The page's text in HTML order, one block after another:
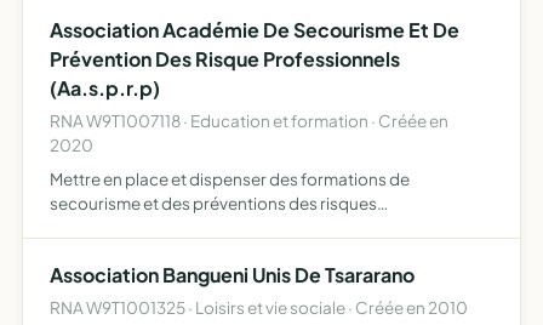
Association Académie De Secourisme Et De
Prévention Des Risque Professionnels
(Aa.s.p.r.p)
RNA W9T1007118 · Education et formation · Créée en
2020
Mettre en place et dispenser des formations de
secourisme et des préventions des risques
Association Bangueni Unis De Tsararano
RNA W9T1001325 · Loisirs et vie sociale · Créée en 2010